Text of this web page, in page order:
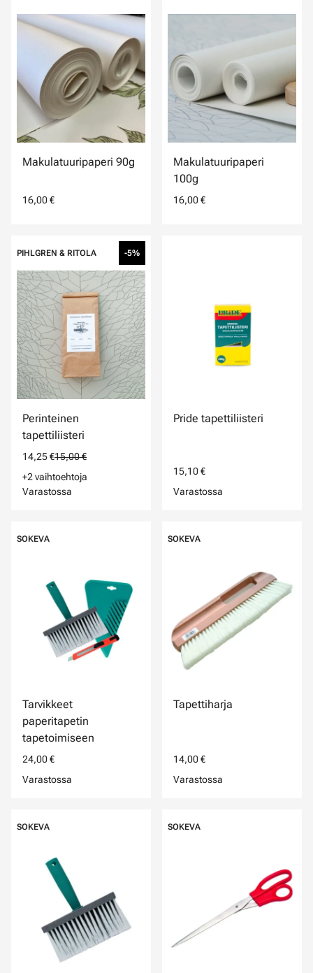
Makulatuuripaperi 90g
16,00 €
Makulatuuripaperi
100g
16,00 €
PIHLGREN & RITOLA -5%
Perinteinen
tapettiliisteri
14,25 €15,00 €
+2 vaihtoehtoja
Varastossa
Pride tapettiliisteri
15,10 €
Varastossa
SOKEVA
Tarvikkeet
paperitapetin
tapetoimiseen
24,00 €
Varastossa
SOKEVA
Tapettiharja
14,00 €
Varastossa
SOKEVA SOKEVA